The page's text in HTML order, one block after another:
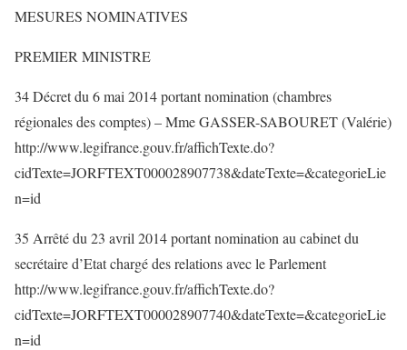
MESURES NOMINATIVES
PREMIER MINISTRE
34 Décret du 6 mai 2014 portant nomination (chambres
régionales des comptes) – Mme GASSER-SABOURET (Valérie)
http://www.legifrance.gouv.fr/affichTexte.do?
cidTexte=JORFTEXT000028907738&dateTexte=&categorieLie
n=id
35 Arrêté du 23 avril 2014 portant nomination au cabinet du
secrétaire d’Etat chargé des relations avec le Parlement
http://www.legifrance.gouv.fr/affichTexte.do?
cidTexte=JORFTEXT000028907740&dateTexte=&categorieLie
n=id